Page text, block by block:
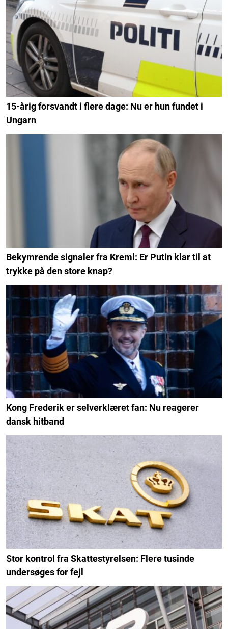
15-årig forsvandt i flere dage: Nu er hun fundet i
Ungarn
Bekymrende signaler fra Kreml: Er Putin klar til at
trykke på den store knap?
Kong Frederik er selverklæret fan: Nu reagerer
dansk hitband
Stor kontrol fra Skattestyrelsen: Flere tusinde
undersøges for fejl